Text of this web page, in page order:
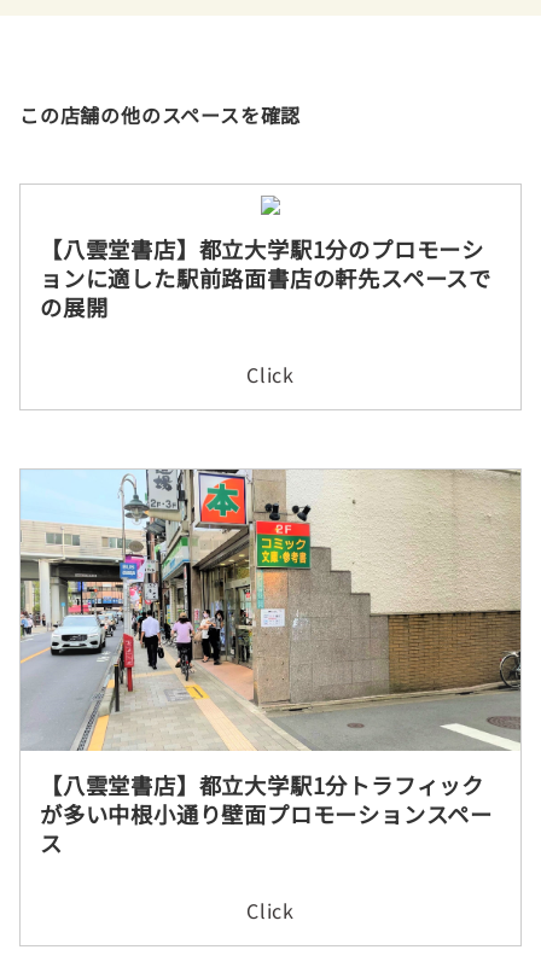
この店舗の他のスペースを確認
【八雲堂書店】都立大学駅1分のプロモーシ
ョンに適した駅前路面書店の軒先スペースで
の展開
Click
【八雲堂書店】都立大学駅1分トラフィック
が多い中根小通り壁面プロモーションスペー
ス
Click